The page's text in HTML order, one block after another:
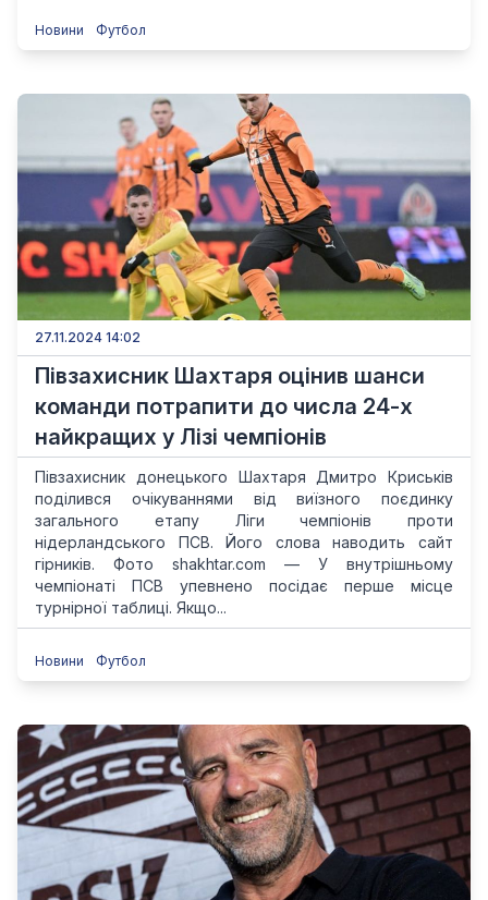
Новини Футбол
27.11.2024 14:02
Півзахисник Шахтаря оцінив шанси
команди потрапити до числа 24-х
найкращих у Лізі чемпіонів
Півзахисник донецького Шахтаря Дмитро Криськів
поділився очікуваннями від виїзного поєдинку
загального етапу Ліги чемпіонів проти
нідерландського ПСВ. Його слова наводить сайт
гірників. Фото shakhtar.com — У внутрішньому
чемпіонаті ПСВ упевнено посідає перше місце
турнірної таблиці. Якщо...
Новини Футбол